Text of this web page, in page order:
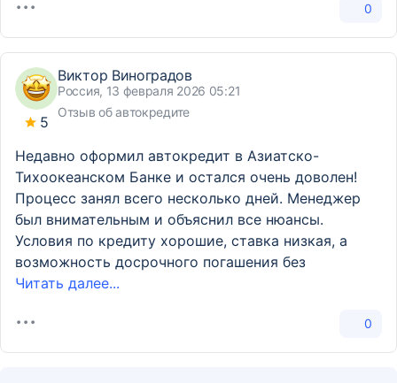
0
5
Виктор Виноградов
Россия, 13 февраля 2026 05:21
Отзыв об автокредите
Недавно оформил автокредит в Азиатско-
Тихоокеанском Банке и остался очень доволен!
Процесс занял всего несколько дней. Менеджер
был внимательным и объяснил все нюансы.
Условия по кредиту хорошие, ставка низкая, а
возможность досрочного погашения без
Читать далее...
0